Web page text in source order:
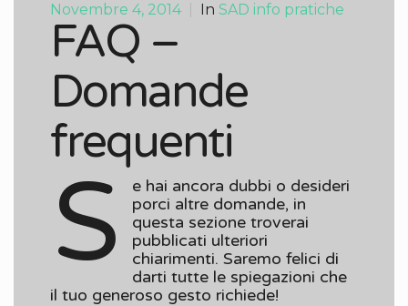
Novembre 4, 2014 In SAD info pratiche
FAQ –
Domande
frequenti
S
e hai ancora dubbi o desideri
porci altre domande, in
questa sezione troverai
pubblicati ulteriori
chiarimenti. Saremo felici di
darti tutte le spiegazioni che
il tuo generoso gesto richiede!